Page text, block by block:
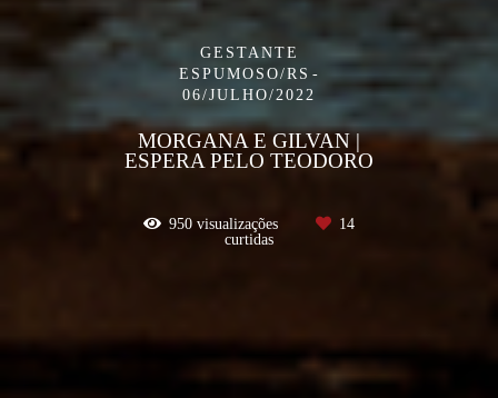
GESTANTE
ESPUMOSO/RS
06/JULHO/2022
MORGANA E GILVAN |
ESPERA PELO TEODORO
950 visualizações
14
curtidas